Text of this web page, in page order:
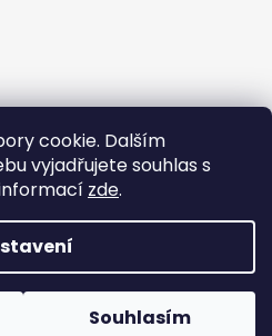
cookie. Dalším
vyjadřujete souhlas s
zde.
Souhlasím
: Ondřej Doležal
Shoptet
. Všechna práva